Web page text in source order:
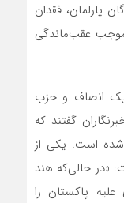
پارلمان، فقدان
عقب‌ماندگی
انصاف و حزب
گفتند که
شده است. یکی از
«در حالی‌که هند
پاکستان را